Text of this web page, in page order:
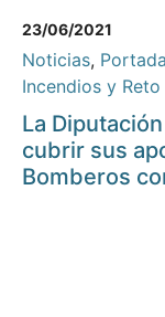
23/06/2021
Noticias, Portada
Incendios y
La
cubrir sus
Bomberos